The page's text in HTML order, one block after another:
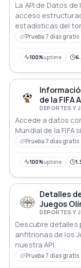
La API de Datos
acceso
estadísticas del
los usuarios
goleadores y
Prueba 7 días gratis
100%uptime
de la FIFA
DEPORTES Y
Accede a datos
Mundial de la FIFA
Prueba 7 días gratis
100%uptime
Detalles
Juegos
DEPORTES Y
Descubre detalles
anfitrionas de los
nuestra API.
Prueba 7 días gratis